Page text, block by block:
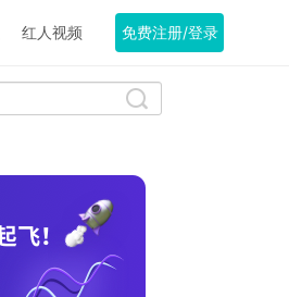
红人视频 免费注册/登录